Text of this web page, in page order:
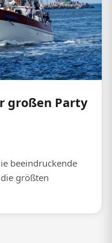
großen Party
beeindruckende
größten